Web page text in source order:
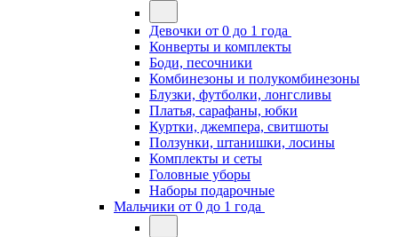
Девочки от 0 до 1 года
Конверты и комплекты
Боди, песочники
Комбинезоны и полукомбинезоны
Блузки, футболки, лонгсливы
Платья, сарафаны, юбки
Куртки, джемпера, свитшоты
Ползунки, штанишки, лосины
Комплекты и сеты
Головные уборы
Наборы подарочные
Мальчики от 0 до 1 года